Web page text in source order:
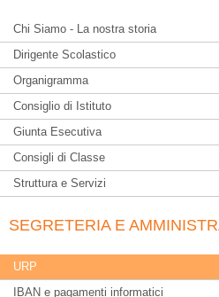
Chi Siamo - La nostra storia
Dirigente Scolastico
Organigramma
Consiglio di Istituto
Giunta Esecutiva
Consigli di Classe
Struttura e Servizi
SEGRETERIA E
URP
IBAN e pagamenti informatici